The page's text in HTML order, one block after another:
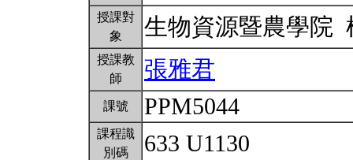
授課對
象
生物資源暨農學院
授課教
師
張雅君
課號 PPM5044
課程識
別碼
633 U1130